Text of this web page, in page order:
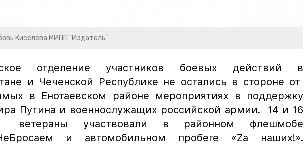
Киселёва МИПП "Издатель"
отделение участников боевых действий в
и Чеченской Республике не остались в стороне от
в Енотаевском районе мероприятиях в поддержку
Путина и военнослужащих российской армии. 14 и 16
участвовали в районном флешмобе
и автомобильном пробеге «Za наших!».